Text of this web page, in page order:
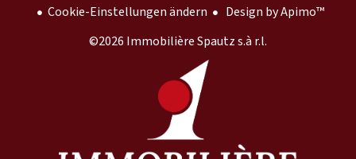
Cookie-Einstellungen ändern
Design byApimo™
©2026 Immobilière Spautz s.à r.l.